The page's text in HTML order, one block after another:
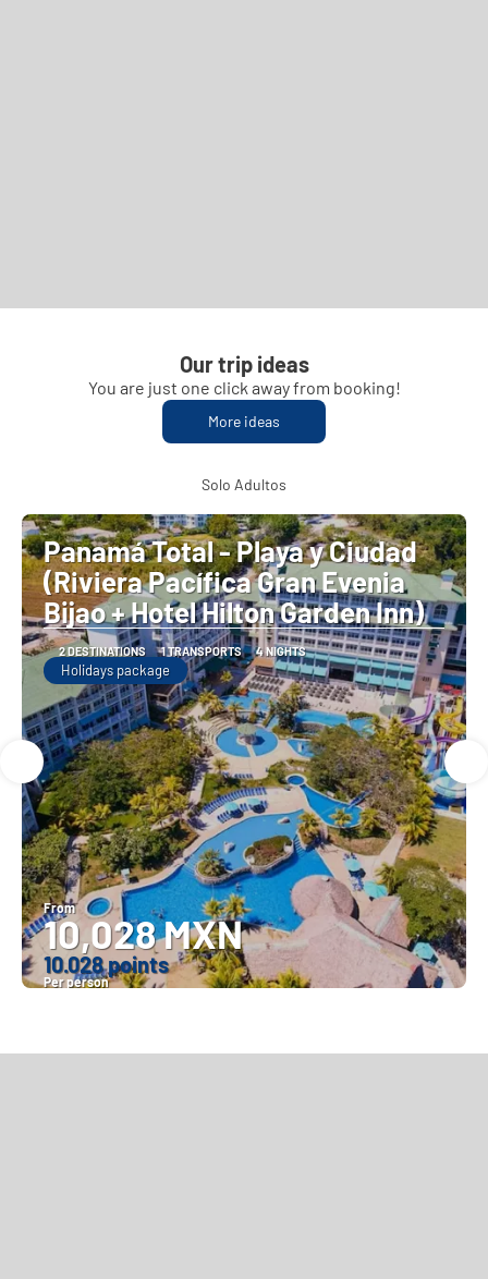
Our trip ideas
You are just one click away from booking!
More ideas
Solo Adultos
Panamá Total - Playa y Ciudad
(Riviera Pacífica Gran Evenia
Bijao + Hotel Hilton Garden Inn)
2 DESTINATIONS 1 TRANSPORTS 4 NIGHTS
Holidays package
From
10,028 MXN
10.028 points
Per person